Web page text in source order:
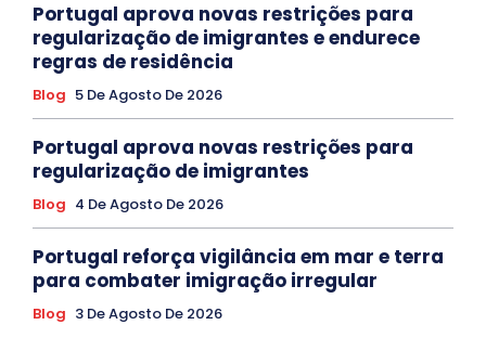
Portugal aprova novas restrições para
regularização de imigrantes e endurece
regras de residência
Blog 5 De Agosto De 2026
Portugal aprova novas restrições para
regularização de imigrantes
Blog 4 De Agosto De 2026
Portugal reforça vigilância em mar e terra
para combater imigração irregular
Blog 3 De Agosto De 2026